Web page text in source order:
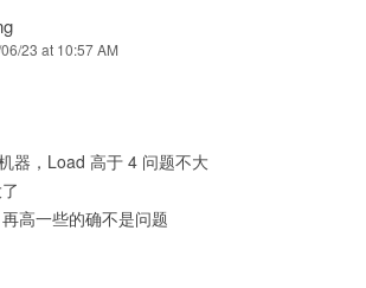
23 at 10:57 AM
器，Load 高于 4 问题不大
高一些的确不是问题